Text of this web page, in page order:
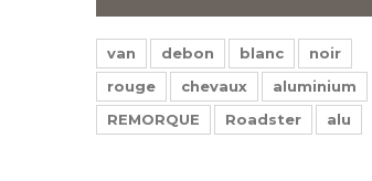
van debon blanc
noir
rouge
chevaux
aluminium
REMORQUE
Roadster alu